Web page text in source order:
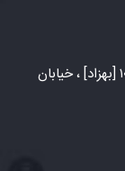
شهر مشهد، بلوار سجاد ، خیابان خیام جنوبی ۱۰ [بهزاد] ، خیابان